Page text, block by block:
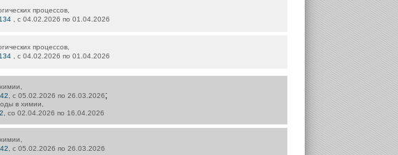
процессов,
, с 04.02.2026 по 01.04.2026
процессов,
, с 04.02.2026 по 01.04.2026
, с 05.02.2026 по 26.03.2026;
в химии,
, со 02.04.2026 по 16.04.2026
, с 05.02.2026 по 26.03.2026